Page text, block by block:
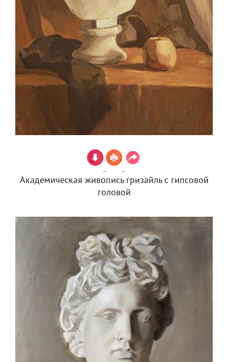
Академическая живопись гризайль с гипсовой
головой